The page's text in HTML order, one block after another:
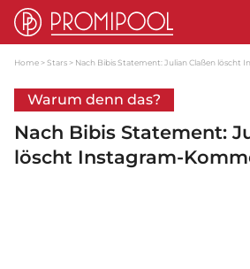
Home Stars Nach Bibis Statement: Julian Claßen löscht
Warum denn das?
Nach Bibis Statement:
löscht Instagram-